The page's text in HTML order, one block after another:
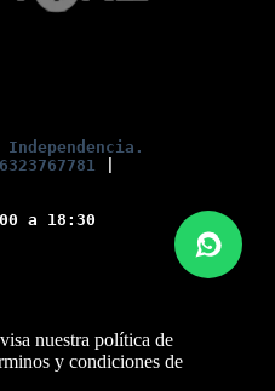
a 18:30
nuestra política de
y condiciones de